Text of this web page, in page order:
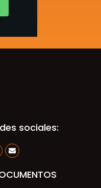
sociales:
E
n
v
l